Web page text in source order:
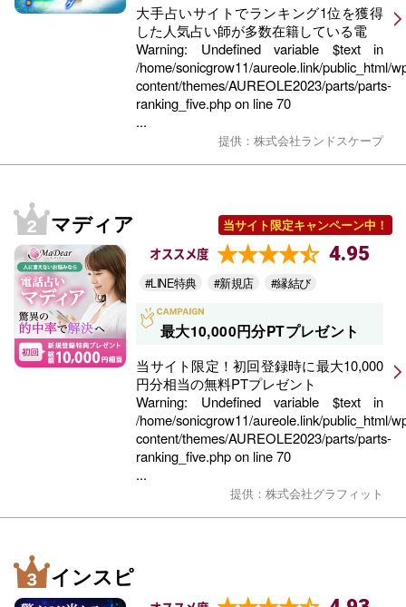
大手占いサイトでランキング1位を獲得
した人気占い師が多数在籍している電
Warning: Undefined variable $text in
/home/sonicgrow11/aureole.link/public_html/
content/themes/AUREOLE2023/parts/parts-
ranking_five.phpon line70
...
提供：株式会社ランドスケープ
マディア 当サイト限定キャンペーン中！
オススメ度 4.95
#LINE特典 #新規店 #縁結び
最大10,000円分PTプレゼント
当サイト限定！初回登録時に最大10,000
円分相当の無料PTプレゼント
Warning: Undefined variable $text in
/home/sonicgrow11/aureole.link/public_html/
content/themes/AUREOLE2023/parts/parts-
ranking_five.phpon line70
...
提供：株式会社グラフィット
インスピ